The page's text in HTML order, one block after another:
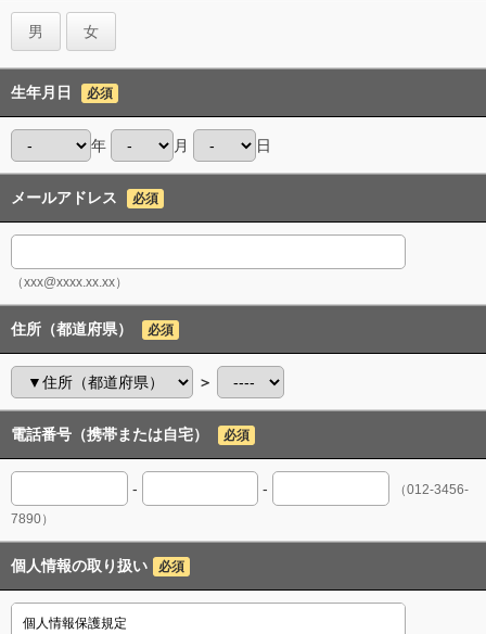
男 女
生年月日 必須
年 月 日
メールアドレス 必須
（xxx@xxxx.xx.xx）
住所（都道府県） 必須
＞
電話番号（携帯または自宅） 必須
- -
（012-3456-
7890）
個人情報の取り扱い 必須